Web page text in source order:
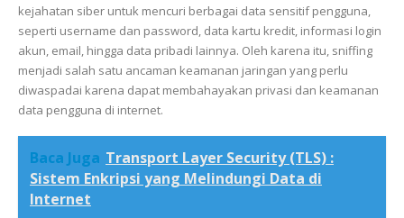
kejahatan siber untuk mencuri berbagai data sensitif pengguna,
seperti username dan password, data kartu kredit, informasi login
akun, email, hingga data pribadi lainnya. Oleh karena itu, sniffing
menjadi salah satu ancaman keamanan jaringan yang perlu
diwaspadai karena dapat membahayakan privasi dan keamanan
data pengguna di internet.
Baca Juga Transport Layer Security (TLS) :
Sistem Enkripsi yang Melindungi Data di
Internet